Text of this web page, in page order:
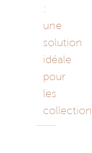
:
une
solution
idéale
pour
les